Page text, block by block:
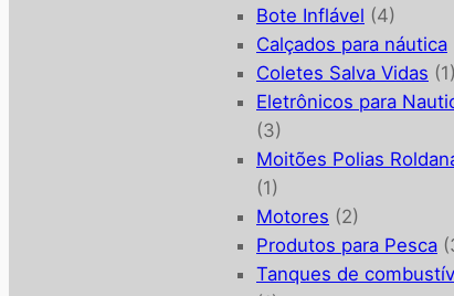
Bote Inflável (4)
Calçados para náutica
Coletes Salva Vidas (1)
Eletrônicos para
(3)
Moitões Polias
(1)
Motores (2)
Produtos para Pesca
Tanques de